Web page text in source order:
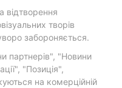
відтворення
творів
забороняється.
партнерів", "Новини
"Позиція",
на комерційній